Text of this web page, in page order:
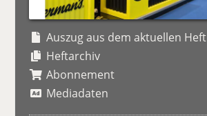
Auszug aus dem aktuellen Heft
Heftarchiv
Abonnement
Mediadaten